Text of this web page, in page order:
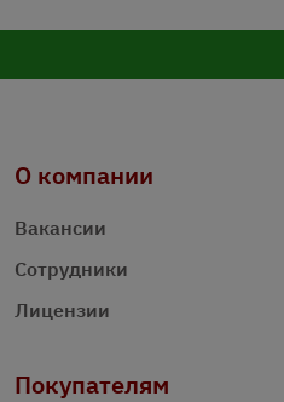
О компании
Вакансии
Сотрудники
Лицензии
Покупателям